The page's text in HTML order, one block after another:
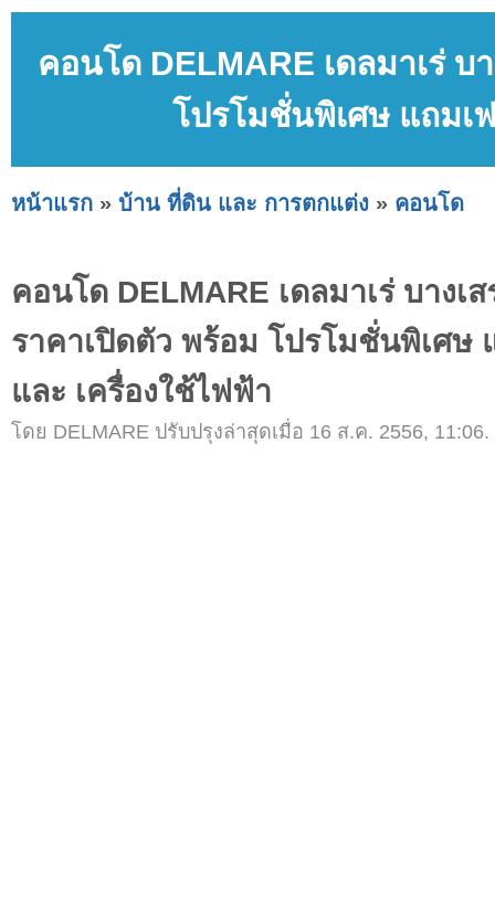
คอนโด DELMARE เดลมาเร่
โปรโมชั่นพิเศษ แถมเ
หน้าแรก » บ้าน ที่ดิน และ การตกแต่ง » คอนโด
คอนโด DELMARE เดลมาเร่ บางเ
ราคาเปิดตัว พร้อม โปรโมชั่นพิเศษ
และ เครื่องใช้ไฟฟ้า
โดย DELMARE ปรับปรุงล่าสุดเมื่อ 16 ส.ค. 2556, 11:06.